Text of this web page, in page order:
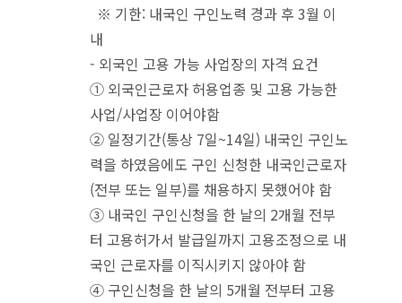
※ 기한: 내국인 구인노력 경과 후 3월 이
내
- 외국인 고용 가능 사업장의 자격 요건
① 외국인근로자 허용업종 및 고용 가능한
사업/사업장 이어야함
② 일정기간(통상 7일~14일) 내국인 구인노
력을 하였음에도 구인 신청한 내국인근로자
(전부 또는 일부)를 채용하지 못했어야 함
③ 내국인 구인신청을 한 날의 2개월 전부
터 고용허가서 발급일까지 고용조정으로 내
국인 근로자를 이직시키지 않아야 함
④ 구인신청을 한 날의 5개월 전부터 고용